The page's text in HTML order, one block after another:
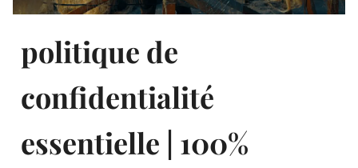
politique de
confidentialité
essentielle | 100%